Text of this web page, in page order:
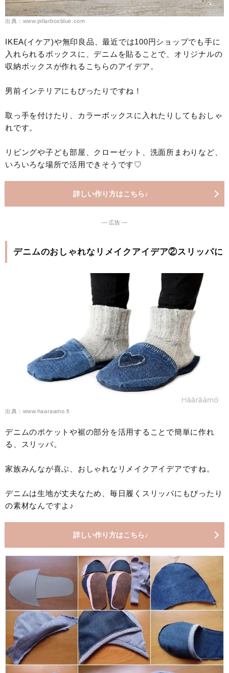
出典：www.pillarboxblue.com
IKEA(イケア)や無印良品、最近では100円ショップでも手に
入れられるボックスに、デニムを貼ることで、オリジナルの
収納ボックスが作れるこちらのアイデア。
男前インテリアにもぴったりですね！
取っ手を付けたり、カラーボックスに入れたりしてもおしゃ
れです。
リビングや子ども部屋、クローゼット、洗面所まわりなど、
いろいろな場所で活用できそうです♡
詳しい作り方はこちら♪
― 広告 ―
デニムのおしゃれなリメイクアイデア②スリッパに
出典：www.haaraamo.fi
デニムのポケットや裾の部分を活用することで簡単に作れ
る、スリッパ。
家族みんなが喜ぶ、おしゃれなリメイクアイデアですね。
デニムは生地が丈夫なため、毎日履くスリッパにもぴったり
の素材なんですよ♪
詳しい作り方はこちら♪